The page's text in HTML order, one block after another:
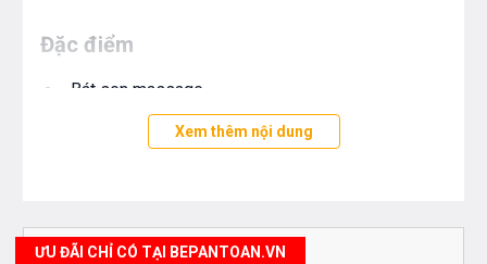
Đặc điểm
Bát sen massage
Kết hợp vòi xả
đẹp với thời gian
Xem thêm nội dung
ƯU ĐÃI CHỈ CÓ TẠI BEPANTOAN.VN